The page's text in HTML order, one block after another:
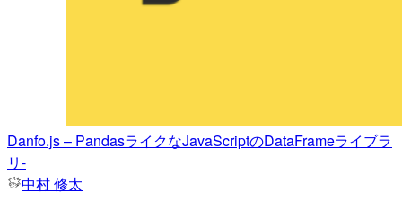
Danfo.js – PandasライクなJavaScriptのDataFrameライブラ
リ-
中村 修太